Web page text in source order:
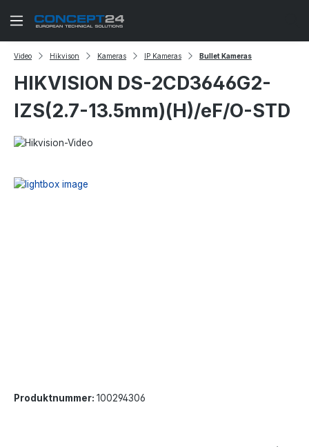
Zum Hauptinhalt springen
Video Hikvison Kameras IP Kameras Bullet Kameras
HIKVISION DS-2CD3646G2-
IZS(2.7-13.5mm)(H)/eF/O-STD
Produktnummer: 100294306